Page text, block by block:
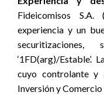
Fideicomisos
experiencia y un
‘1FD(arg)/Estable’.
cuyo controlante y
Inversión y